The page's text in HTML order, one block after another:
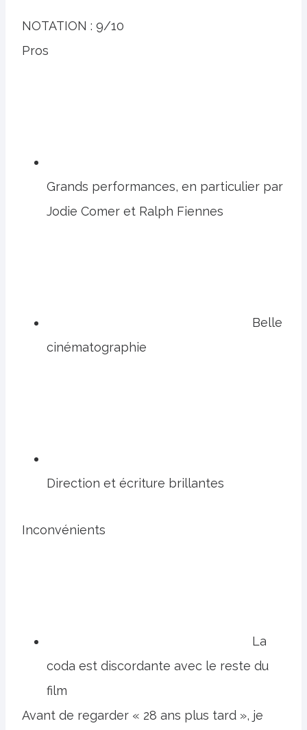
NOTATION : 9/10
Pros
Grands performances, en particulier par
Jodie Comer et Ralph Fiennes
Belle
cinématographie
Direction et écriture brillantes
Inconvénients
La
coda est discordante avec le reste du
film
Avant de regarder « 28 ans plus tard », je